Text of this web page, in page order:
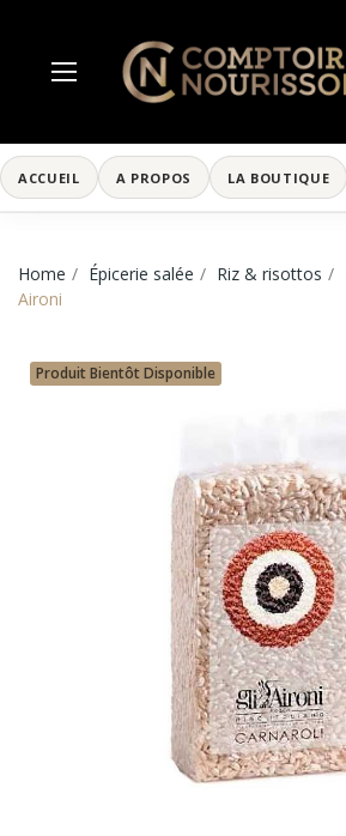
ACCUEIL A PROPOS LA BOUTIQUE
Home Épicerie salée Riz & risottos
Aironi
Produit Bientôt Disponible